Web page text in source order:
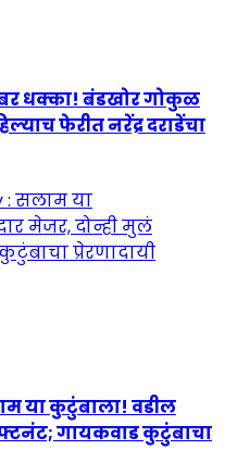
धक्का! बंडखोर गोकुळ
फेरीत नरेंद्र दराडेंचा
या कुटुंबाला! वडील
गायकवाड कुटुंबाचा